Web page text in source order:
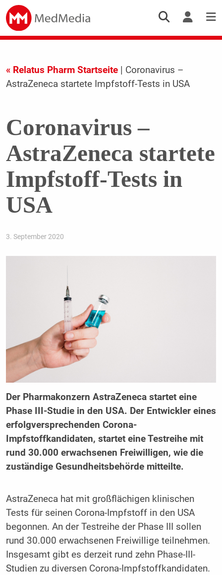
« Relatus Pharm Startseite| Coronavirus –
AstraZeneca startete Impfstoff-Tests in USA
Coronavirus –
AstraZeneca startete
Impfstoff-Tests in
USA
3. September 2020
Der Pharmakonzern AstraZeneca startet eine
Phase III-Studie in den USA. Der Entwickler eines
erfolgversprechenden Corona-
Impfstoffkandidaten, startet eine Testreihe mit
rund 30.000 erwachsenen Freiwilligen, wie die
zuständige Gesundheitsbehörde mitteilte.
AstraZeneca hat mit großflächigen klinischen
Tests für seinen Corona-Impfstoff in den USA
begonnen. An der Testreihe der Phase III sollen
rund 30.000 erwachsenen Freiwillige teilnehmen.
Insgesamt gibt es derzeit rund zehn Phase-III-
Studien zu diversen Corona-Impfstoffkandidaten.